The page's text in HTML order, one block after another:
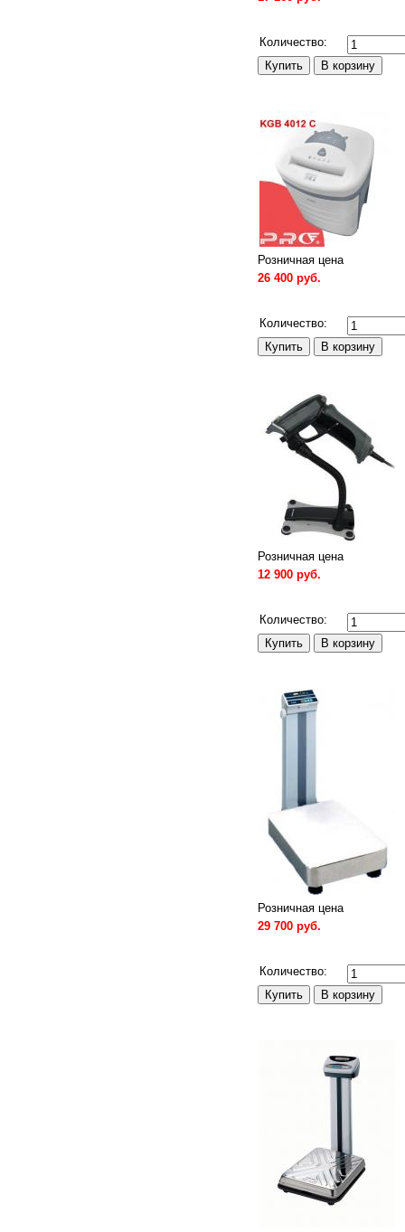
Количество:
Розничная цена
26 400 руб.
Количество:
Розничная цена
12 900 руб.
Количество:
Розничная цена
29 700 руб.
Количество: